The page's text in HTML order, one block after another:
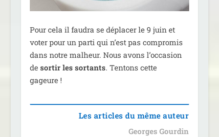
Pour cela il fau­dra se dépla­cer le 9 juin et
voter pour un par­ti qui n’est pas com­pro­mis
dans notre mal­heur. Nous avons l’oc­ca­sion
de sor­tir les sor­tants. Tentons cette
gageure !
Les articles du même auteur
Georges Gourdin